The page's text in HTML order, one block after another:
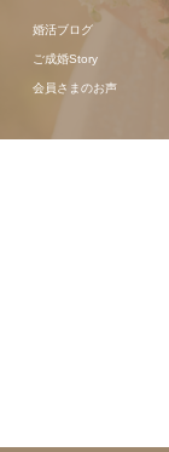
婚活ブログ
ご成婚Story
会員さまのお声